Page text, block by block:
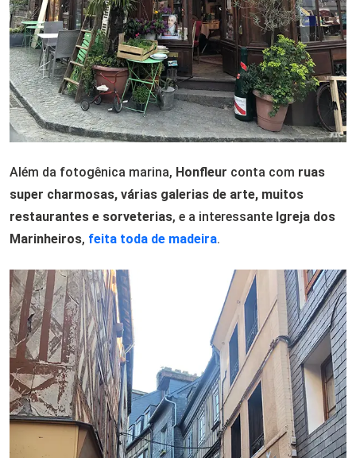
Além da fotogênica marina, Honfleur conta com ruas
super charmosas, várias galerias de arte, muitos
restaurantes e sorveterias, e a interessante Igreja dos
Marinheiros, feita toda de madeira.